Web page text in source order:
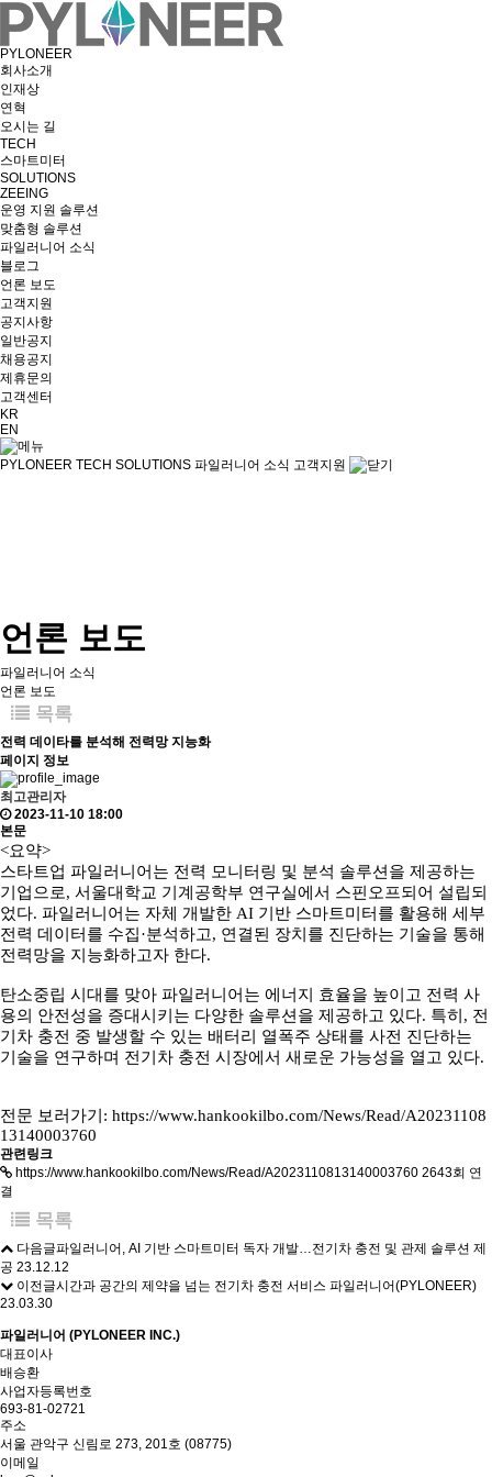
PYLONEER
회사소개
인재상
연혁
오시는 길
TECH
스마트미터
SOLUTIONS
ZEEING
운영 지원 솔루션
맞춤형 솔루션
파일러니어 소식
블로그
언론 보도
고객지원
공지사항
일반공지
채용공지
제휴문의
고객센터
KR
EN
PYLONEER TECH SOLUTIONS 파일러니어 소식 고객지원
언론 보도
파일러니어 소식
언론 보도
목록
전력 데이타를 분석해 전력망 지능화
페이지 정보
최고관리자
2023-11-10 18:00
본문
<요약>
스타트업 파일러니어는 전력 모니터링 및 분석 솔루션을 제공하는
기업으로, 서울대학교 기계공학부 연구실에서 스핀오프되어 설립되
었다. 파일러니어는 자체 개발한 AI 기반 스마트미터를 활용해 세부
전력 데이터를 수집·분석하고, 연결된 장치를 진단하는 기술을 통해
전력망을 지능화하고자 한다.
탄소중립 시대를 맞아 파일러니어는 에너지 효율을 높이고 전력 사
용의 안전성을 증대시키는 다양한 솔루션을 제공하고 있다. 특히, 전
기차 충전 중 발생할 수 있는 배터리 열폭주 상태를 사전 진단하는
기술을 연구하며 전기차 충전 시장에서 새로운 가능성을 열고 있다.
전문 보러가기: https://www.hankookilbo.com/News/Read/A20231108
13140003760
관련링크
https://www.hankookilbo.com/News/Read/A2023110813140003760 2643회 연
결
목록
다음글파일러니어, AI 기반 스마트미터 독자 개발…전기차 충전 및 관제 솔루션 제
공 23.12.12
이전글시간과 공간의 제약을 넘는 전기차 충전 서비스 파일러니어(PYLONEER)
23.03.30
파일러니어 (PYLONEER INC.)
대표이사
배승환
사업자등록번호
693-81-02721
주소
서울 관악구 신림로 273, 201호 (08775)
이메일